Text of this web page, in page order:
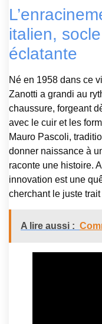
italien,
éclatante
Né en 1958 dans ce
Zanotti a grandi au
chaussure, forgeant
avec le cuir et les
Mauro Pascoli,
donner naissance à
raconte une histoire.
innovation est une
cherchant le juste
A lire aussi :